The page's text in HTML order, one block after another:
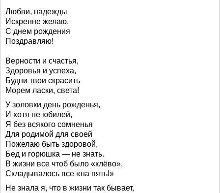
Любви, надежды
Искренне желаю.
С днем рождения
Поздравляю!
Верности и счастья,
Здоровья и успеха,
Будни твои скрасить
Морем ласки, света!
У золовки день рожденья,
И хотя не юбилей,
Я без всякого сомненья
Для родимой для своей
Пожелаю быть здоровой,
Бед и горюшка — не знать.
В жизни все чтоб было «клёво»,
Складывалось все «на пять!»
Не знала я, что в жизни так бывает,